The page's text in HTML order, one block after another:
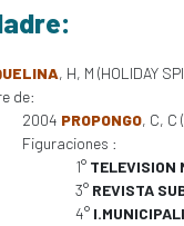
, H, M (HOLIDAY
de:
2004 PROPONGO, C, C
Figuraciones :
1° TELEVISION
3° REVISTA
4°